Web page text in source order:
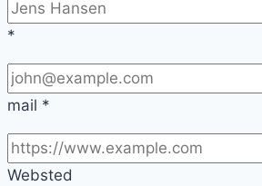
*
mail *
Websted